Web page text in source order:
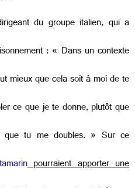
du groupe italien, qui a
: « Dans un contexte
mieux que cela soit à moi de te
ce que je te donne, plutôt que
tu me doubles. » Sur ce
pourraient apporter une